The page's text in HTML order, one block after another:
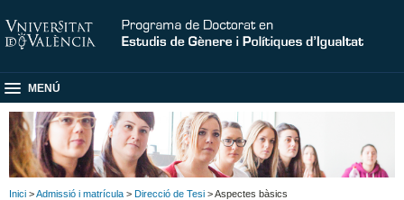
MENÚ
Inici >Admissió i matrícula > Direcció de Tesi > Aspectes bàsics